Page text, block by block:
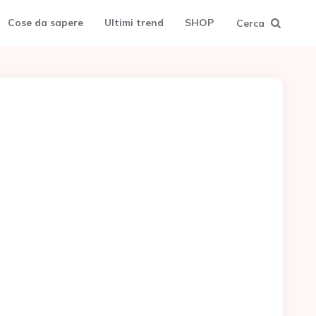
Cose da sapere Ultimi trend SHOP Cerca